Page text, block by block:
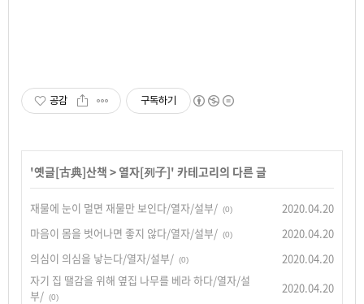
공감 구독하기
'옛글[古典]산책 >열자[列子]' 카테고리의 다른 글
재물에 눈이 멀면 재물만 보인다/열자/설부/ (0)
2020.04.20
마음이 몸을 벗어나면 좋지 않다/열자/설부/ (0)
2020.04.20
의심이 의심을 낳는다/열자/설부/ (0)
2020.04.20
자기 집 땔감을 위해 옆집 나무를 베라 하다/열자/설
부/ (0)
2020.04.20